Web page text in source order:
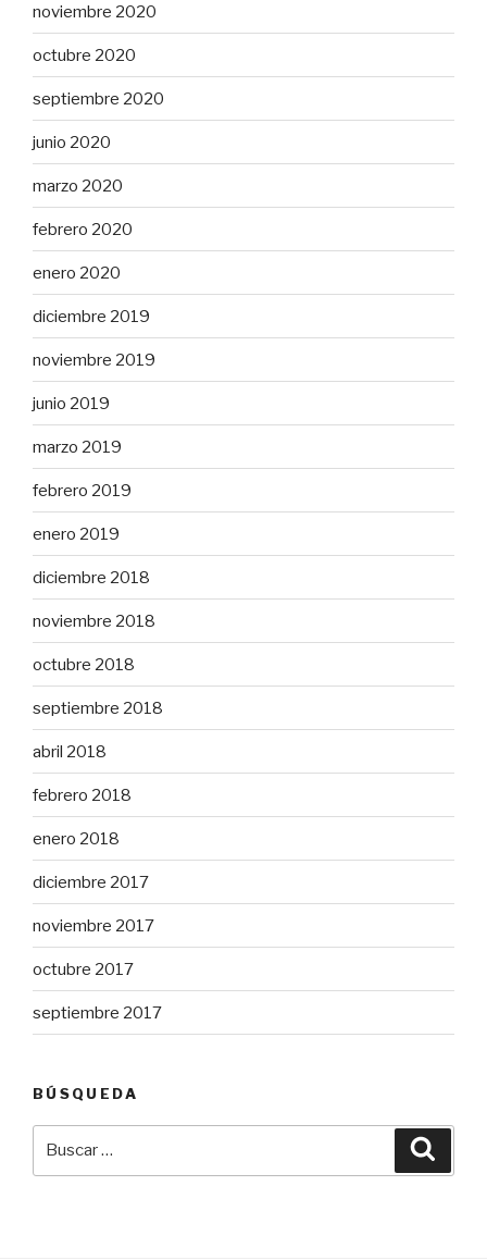
noviembre 2020
octubre 2020
septiembre 2020
junio 2020
marzo 2020
febrero 2020
enero 2020
diciembre 2019
noviembre 2019
junio 2019
marzo 2019
febrero 2019
enero 2019
diciembre 2018
noviembre 2018
octubre 2018
septiembre 2018
abril 2018
febrero 2018
enero 2018
diciembre 2017
noviembre 2017
octubre 2017
septiembre 2017
BÚSQUEDA